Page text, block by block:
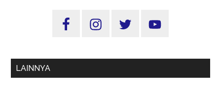
Jombang,
Bak
Sidebar
LAINNYA